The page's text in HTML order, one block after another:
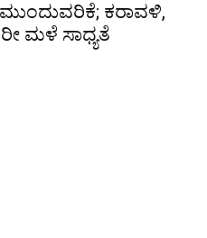
ಕರಾವಳಿ,
ಮಳೆ ಸಾಧ್ಯತೆ